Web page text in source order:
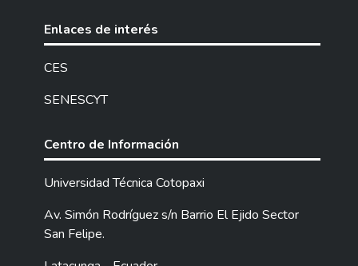
Enlaces de interés
CES
SENESCYT
Centro de Información
Universidad Técnica Cotopaxi
Av. Simón Rodríguez s/n Barrio El Ejido Sector
San Felipe.